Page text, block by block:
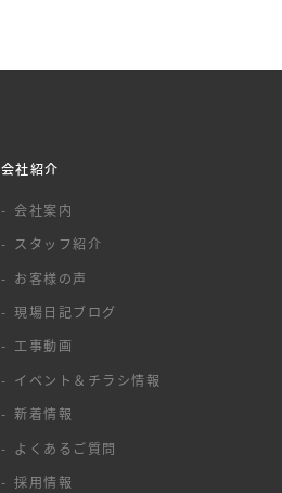
会社紹介
会社案内
スタッフ紹介
お客様の声
現場日記ブログ
工事動画
イベント＆チラシ情報
新着情報
よくあるご質問
採用情報